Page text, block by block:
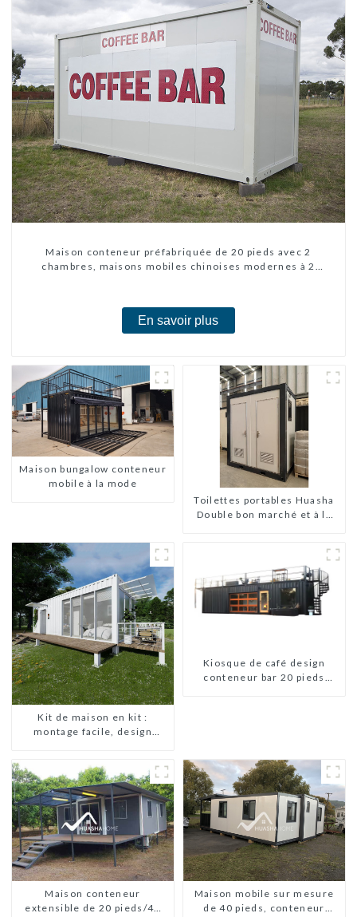
Maison conteneur préfabriquée de 20 pieds avec 2
chambres, maisons mobiles chinoises modernes à 2
En savoir plus
Maison bungalow conteneur
mobile à la mode
Toilettes portables Huasha
Double bon marché et à la
Kit de maison en kit :
montage facile, design
Kiosque de café design
conteneur bar 20 pieds
Maison conteneur
extensible de 20 pieds/40
Maison mobile sur mesure
de 40 pieds, conteneur